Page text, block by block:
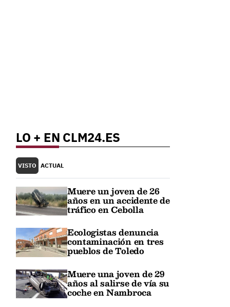
LO + EN CLM24.ES
VISTO ACTUAL
Muere un joven de 26
años en un accidente de
tráfico en Cebolla
Ecologistas denuncia
contaminación en tres
pueblos de Toledo
Muere una joven de 29
años al salirse de vía su
coche en Nambroca